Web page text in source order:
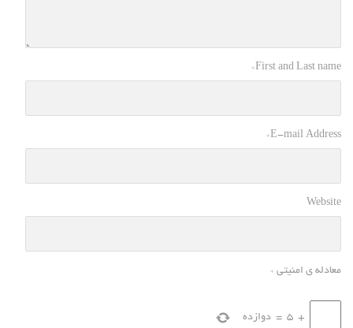
First and Last name
*
E-mail Address
*
Website
معادله ی امنیتی *
+
5
= دوازده